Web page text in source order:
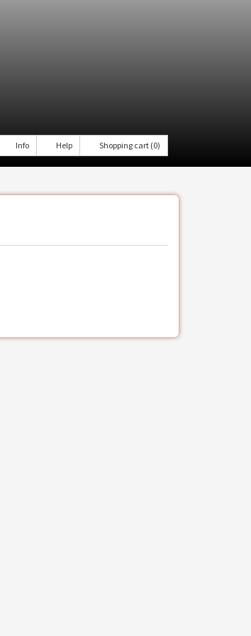
Info Help Shopping cart (0)